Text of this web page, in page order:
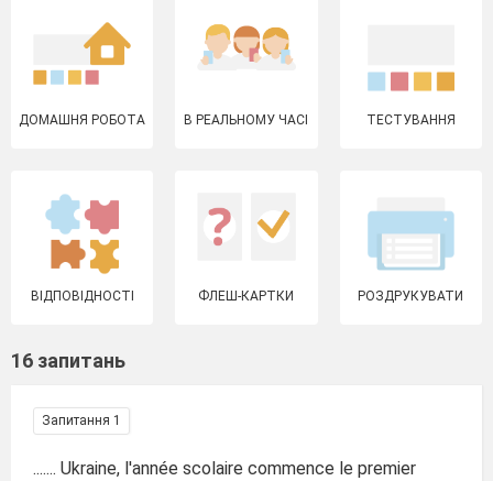
ДОМАШНЯ РОБОТА В РЕАЛЬНОМУ ЧАСІ ТЕСТУВАННЯ
ВІДПОВІДНОСТІ ФЛЕШ-КАРТКИ РОЗДРУКУВАТИ
16 запитань
Запитання 1
....... Ukraine, l'année scolaire commence le premier